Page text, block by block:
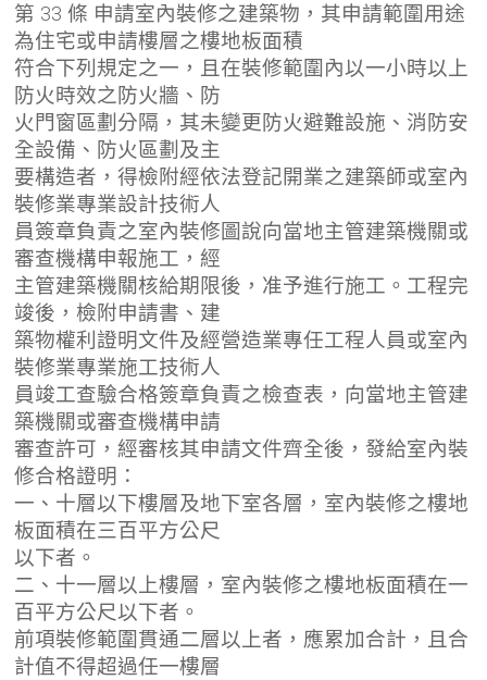
第 33 條 申請室內裝修之建築物，其申請範圍用途
為住宅或申請樓層之樓地板面積
符合下列規定之一，且在裝修範圍內以一小時以上
防火時效之防火牆、防
火門窗區劃分隔，其未變更防火避難設施、消防安
全設備、防火區劃及主
要構造者，得檢附經依法登記開業之建築師或室內
裝修業專業設計技術人
員簽章負責之室內裝修圖說向當地主管建築機關或
審查機構申報施工，經
主管建築機關核給期限後，准予進行施工。工程完
竣後，檢附申請書、建
築物權利證明文件及經營造業專任工程人員或室內
裝修業專業施工技術人
員竣工查驗合格簽章負責之檢查表，向當地主管建
築機關或審查機構申請
審查許可，經審核其申請文件齊全後，發給室內裝
修合格證明：
一、十層以下樓層及地下室各層，室內裝修之樓地
板面積在三百平方公尺
以下者。
二、十一層以上樓層，室內裝修之樓地板面積在一
百平方公尺以下者。
前項裝修範圍貫通二層以上者，應累加合計，且合
計值不得超過任一樓層